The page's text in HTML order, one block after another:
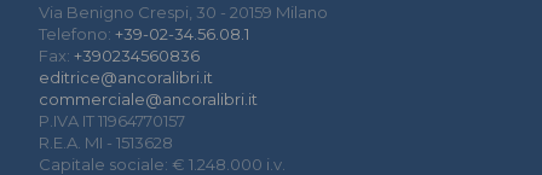
Via Benigno Crespi, 30 - 20159 Milano
Telefono: +39-02-34.56.08.1
Fax: +390234560836
editrice@ancoralibri.it
commerciale@ancoralibri.it
P.IVA IT 11964770157
R.E.A. MI - 1513628
Capitale sociale: € 1.248.000 i.v.